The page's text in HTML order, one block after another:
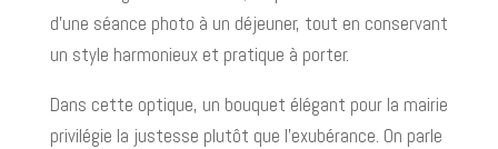
d’une séance photo à un déjeuner, tout en conservant
un style harmonieux et pratique à porter.
Dans cette optique, un bouquet élégant pour la mairie
privilégie la justesse plutôt que l’exubérance. On parle